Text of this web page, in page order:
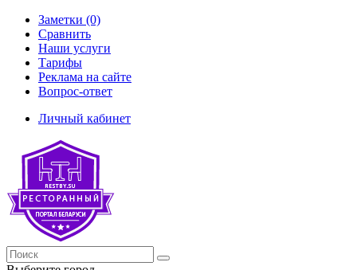
Заметки (0)
Сравнить
Наши услуги
Тарифы
Реклама на сайте
Вопрос-ответ
Личный кабинет